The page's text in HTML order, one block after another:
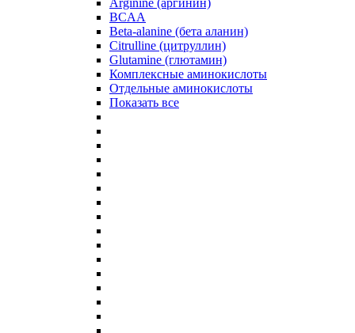
Arginine (аргинин)
BCAA
Beta-alanine (бета аланин)
Citrulline (цитруллин)
Glutamine (глютамин)
Комплексные аминокислоты
Отдельные аминокислоты
Показать все